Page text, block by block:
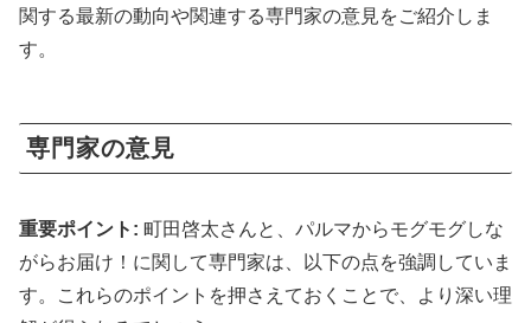
関する最新の動向や関連する専門家の意見をご紹介しま
す。
専門家の意見
重要ポイント: 町田啓太さんと、パルマからモグモグしな
がらお届け！に関して専門家は、以下の点を強調していま
す。これらのポイントを押さえておくことで、より深い理